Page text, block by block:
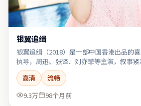
银翼追缉
银翼追缉（2018）是一部中国香港出品的
执导，周迅、张译、刘亦菲等主演，叙事紧
高清
流畅
9.3万
98个月前